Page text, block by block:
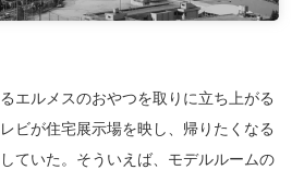
エルメスのおやつを取りに立ち上がる
ビが住宅展示場を映し、帰りたくなる
ていた。そういえば、モデルルームの